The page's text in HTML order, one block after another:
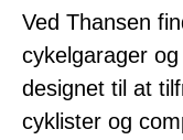
Ved Thansen
cykelgarager
designet til at
cyklister og